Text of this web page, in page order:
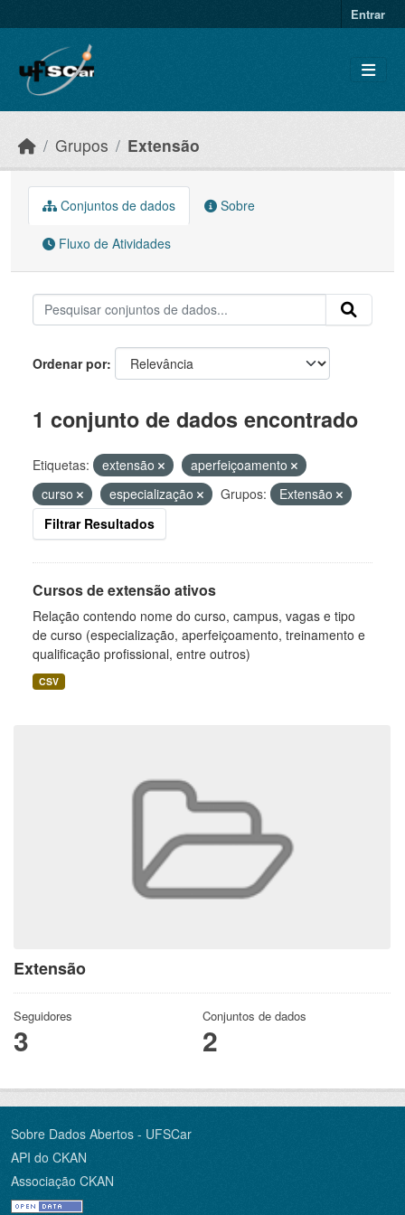
Entrar
Grupos Extensão
Extensão
Seguidores
3
Conjuntos de dados
2
Conjuntos de dados Sobre
Fluxo de Atividades
Ordenar por
1 conjunto de dados encontrado
Etiquetas: extensão
aperfeiçoamento
curso
especialização Grupos:
Extensão
Filtrar Resultados
Cursos de extensão ativos
Relação contendo nome do curso, campus, vagas e tipo
de curso (especialização, aperfeiçoamento, treinamento e
qualificação profissional, entre outros)
CSV
Sobre Dados Abertos - UFSCar
API do CKAN
Associação CKAN